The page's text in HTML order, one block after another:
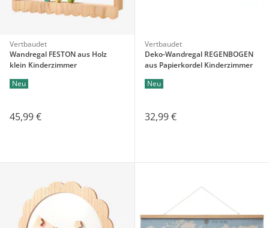
Vertbaudet
Wandregal FESTON aus Holz
klein Kinderzimmer
Neu
45,99 €
Vertbaudet
Deko-Wandregal REGENBOGEN
aus Papierkordel Kinderzimmer
Neu
32,99 €